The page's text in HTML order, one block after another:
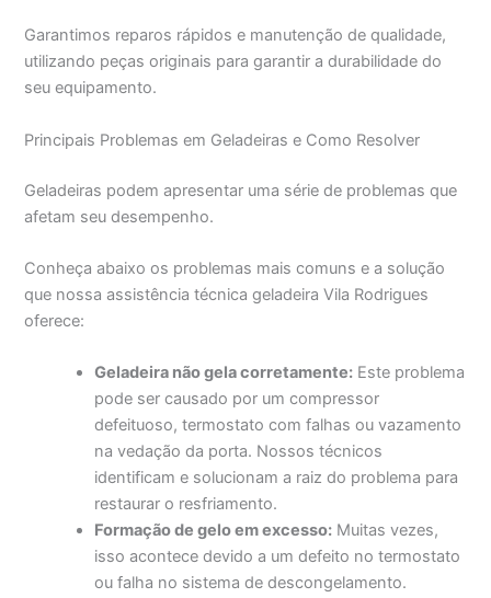
Garantimos reparos rápidos e manutenção de qualidade,
utilizando peças originais para garantir a durabilidade do
seu equipamento.
Principais Problemas em Geladeiras e Como Resolver
Geladeiras podem apresentar uma série de problemas que
afetam seu desempenho.
Conheça abaixo os problemas mais comuns e a solução
que nossa assistência técnica geladeira Vila Rodrigues
oferece:
Geladeira não gela corretamente: Este problema
pode ser causado por um compressor
defeituoso, termostato com falhas ou vazamento
na vedação da porta. Nossos técnicos
identificam e solucionam a raiz do problema para
restaurar o resfriamento.
Formação de gelo em excesso: Muitas vezes,
isso acontece devido a um defeito no termostato
ou falha no sistema de descongelamento.